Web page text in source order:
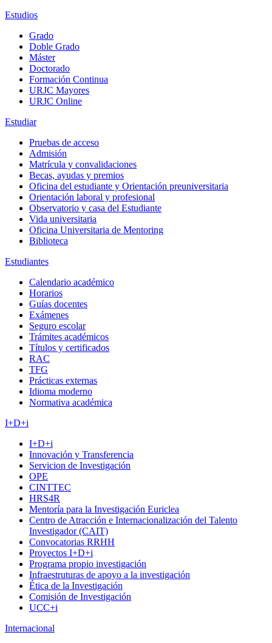
Estudios
Grado
Doble Grado
Máster
Doctorado
Formación Continua
URJC Mayores
URJC Online
Estudiar
Pruebas de acceso
Admisión
Matrícula y convalidaciones
Becas, ayudas y premios
Oficina del estudiante y Orientación preuniversitaria
Orientación laboral y profesional
Observatorio y casa del Estudiante
Vida universitaria
Oficina Universitaria de Mentoring
Biblioteca
Estudiantes
Calendario académico
Horarios
Guías docentes
Exámenes
Seguro escolar
Trámites académicos
Títulos y certificados
RAC
TFG
Prácticas externas
Idioma moderno
Normativa académica
I+D+i
I+D+i
Innovación y Transferencia
Servicion de Investigación
OPE
CINTTEC
HRS4R
Mentoría para la Investigación Euriclea
Centro de Atracción e Internacionalización del Talento
Investigador (CAIT)
Convocatorias RRHH
Proyectos I+D+i
Programa propio investigación
Infraestruturas de apoyo a la investigación
Ética de la Investigación
Comisión de Investigación
UCC+i
Internacional